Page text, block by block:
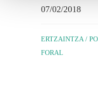
07/02/2018
ERTZAINTZA /
FORAL